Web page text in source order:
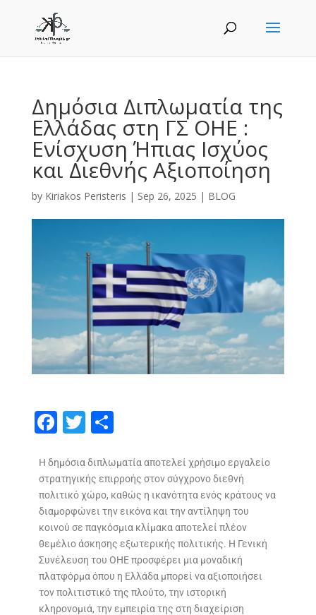
Δημόσια Διπλωματία της
Ελλάδας στη ΓΣ ΟΗΕ :
Ενίσχυση Ήπιας Ισχύος
και Διεθνής Αξιοποίηση
by Kiriakos Peristeris | Sep 26, 2025 | BLOG
F
e
b
o
o
k
T
itt
er
S
ar
e
Η δημόσια διπλωματία αποτελεί χρήσιμο εργαλείο
στρατηγικής επιρροής στον σύγχρονο διεθνή
πολιτικό χώρο, καθώς η ικανότητα ενός κράτους να
διαμορφώνει την εικόνα και την αντίληψη του
κοινού σε παγκόσμια κλίμακα αποτελεί πλέον
θεμέλιο άσκησης εξωτερικής πολιτικής. Η Γενική
Συνέλευση του ΟΗΕ προσφέρει μια μοναδική
πλατφόρμα όπου η Ελλάδα μπορεί να αξιοποιήσει
τον πολιτιστικό της πλούτο, την ιστορική
κληρονομιά, την εμπειρία της στη διαχείριση